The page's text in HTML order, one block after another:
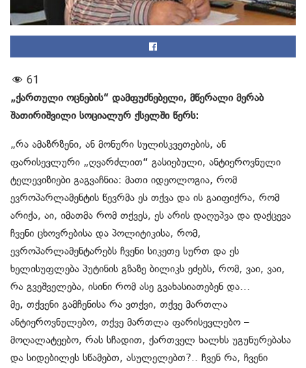
61
„ქართული ოცნების“ დამფუძნებელი, მწერალი მერაბ
შათირიშვილი სოციალურ ქსელში წერს:
„რა ამაზრზენი, ან მონური სულისკვეთების, ან
ფარისევლური „ღვარძლით“ გასიებული, ანტიეროვნული
ტელევიზიები გაგვაჩნია: მათი იდეოლოგია, რომ
ევროპარლამენტის წევრმა ეს თქვა და ის გაიფიქრა, რომ
არიქა, აი, იმათმა რომ თქვეს, ეს არის დაღუპვა და დაქცევა
ჩვენი ცხოვრებისა და პოლიტიკისა, რომ,
ევროპარლამენტარებს ჩვენი სიკეთე სურთ და ეს
ხელისუფლება პუტინის გზაზე ბილიკს ეძებს, რომ, ვაი, ვაი,
რა გვეშველება, ისინი რომ ასე გვახასიათებენ და…
მე, თქვენი გამჩენისა რა ვთქვი, თქვე მართლა
ანტიეროვნულებო, თქვე მართლა ფარისევლებო –
მოღალატეებო, რას სჩადით, ქართველ ხალხს უგუნურებასა
და სიდებილეს სწამებთ, ასულელებთ?.. ჩვენ რა, ჩვენი